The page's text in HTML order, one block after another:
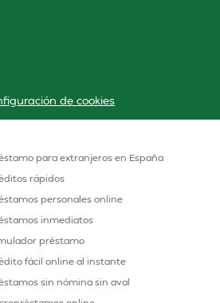
de cookies
para extranjeros en España
rápidos
personales online
inmediatos
préstamo
fácil online al instante
sin nómina sin aval